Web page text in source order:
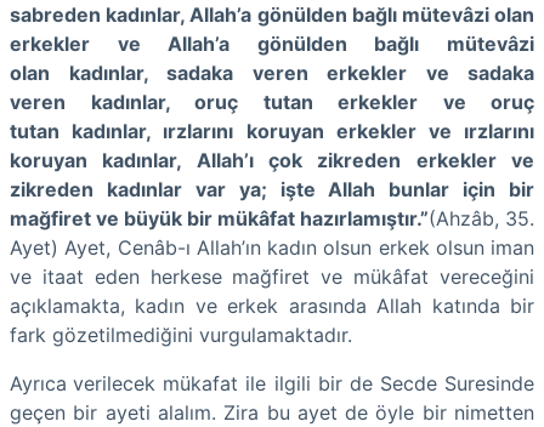
sabreden kadınlar, Allah’a gönülden bağlı mütevâzi olan
erkekler ve Allah’a gönülden bağlı mütevâzi
olan kadınlar, sadaka veren erkekler ve sadaka
veren kadınlar, oruç tutan erkekler ve oruç
tutan kadınlar, ırzlarını koruyan erkekler ve ırzlarını
koruyan kadınlar, Allah’ı çok zikreden erkekler ve
zikreden kadınlar var ya; işte Allah bunlar için bir
mağfiret ve büyük bir mükâfat hazırlamıştır.”(Ahzâb, 35.
Ayet) Ayet, Cenâb-ı Allah’ın kadın olsun erkek olsun iman
ve itaat eden herkese mağfiret ve mükâfat vereceğini
açıklamakta, kadın ve erkek arasında Allah katında bir
fark gözetilmediğini vurgulamaktadır.
Ayrıca verilecek mükafat ile ilgili bir de Secde Suresinde
geçen bir ayeti alalım. Zira bu ayet de öyle bir nimetten